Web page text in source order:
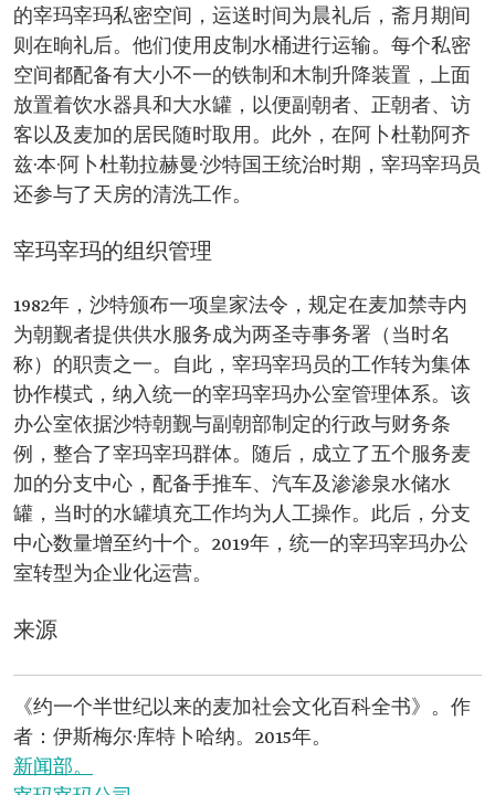
的宰玛宰玛私密空间，运送时间为晨礼后，斋月期间
则在晌礼后。他们使用皮制水桶进行运输。每个私密
空间都配备有大小不一的铁制和木制升降装置，上面
放置着饮水器具和大水罐，以便副朝者、正朝者、访
客以及麦加的居民随时取用。此外，在阿卜杜勒阿齐
兹·本·阿卜杜勒拉赫曼·沙特国王统治时期，宰玛宰玛员
还参与了天房的清洗工作。
宰玛宰玛的组织管理
1982年，沙特颁布一项皇家法令，规定在麦加禁寺内
为朝觐者提供供水服务成为两圣寺事务署（当时名
称）的职责之一。自此，宰玛宰玛员的工作转为集体
协作模式，纳入统一的宰玛宰玛办公室管理体系。该
办公室依据沙特朝觐与副朝部制定的行政与财务条
例，整合了宰玛宰玛群体。随后，成立了五个服务麦
加的分支中心，配备手推车、汽车及渗渗泉水储水
罐，当时的水罐填充工作均为人工操作。此后，分支
中心数量增至约十个。2019年，统一的宰玛宰玛办公
室转型为企业化运营。
来源
《约一个半世纪以来的麦加社会文化百科全书》。作
者：伊斯梅尔·库特卜哈纳。2015年。
新闻部。